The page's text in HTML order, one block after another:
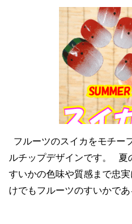
フルーツのスイカをモチー
ルチップデザインです。 夏
すいかの色味や質感まで忠
けでもフルーツのすいかで